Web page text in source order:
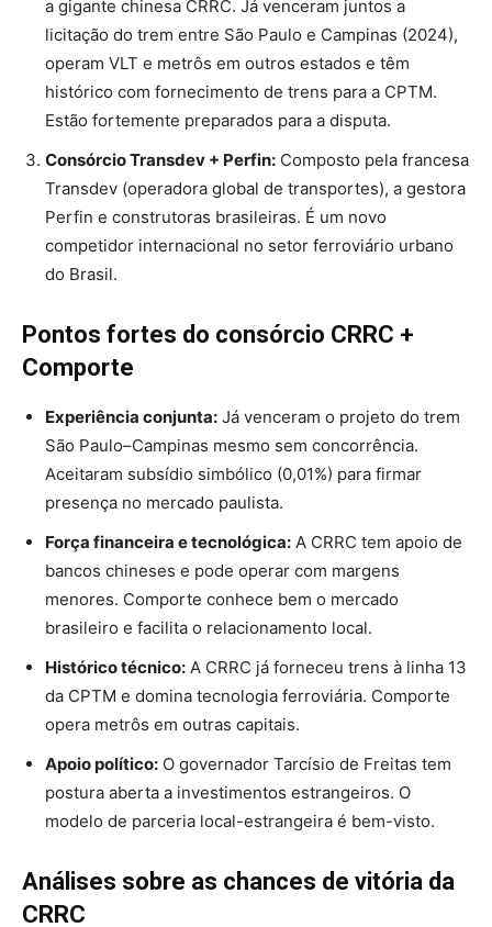
a gigante chinesa CRRC. Já venceram juntos a
licitação do trem entre São Paulo e Campinas (2024),
operam VLT e metrôs em outros estados e têm
histórico com fornecimento de trens para a CPTM.
Estão fortemente preparados para a disputa.
Consórcio Transdev + Perfin: Composto pela francesa
Transdev (operadora global de transportes), a gestora
Perfin e construtoras brasileiras. É um novo
competidor internacional no setor ferroviário urbano
do Brasil.
Pontos fortes do consórcio CRRC +
Comporte
Experiência conjunta: Já venceram o projeto do trem
São Paulo–Campinas mesmo sem concorrência.
Aceitaram subsídio simbólico (0,01%) para firmar
presença no mercado paulista.
Força financeira e tecnológica: A CRRC tem apoio de
bancos chineses e pode operar com margens
menores. Comporte conhece bem o mercado
brasileiro e facilita o relacionamento local.
Histórico técnico: A CRRC já forneceu trens à linha 13
da CPTM e domina tecnologia ferroviária. Comporte
opera metrôs em outras capitais.
Apoio político: O governador Tarcísio de Freitas tem
postura aberta a investimentos estrangeiros. O
modelo de parceria local-estrangeira é bem-visto.
Análises sobre as chances de vitória da
CRRC